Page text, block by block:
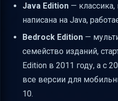
Ключевые лица и
Вдохновение от
Музыка и искусство
Где купить Minecraft
Итог
Java Edition —
написана на Java,
Bedrock Edition —
семейство изданий,
Edition в 2011 году, а с
все версии для
10.